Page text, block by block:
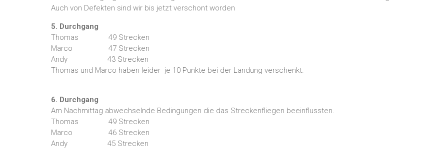
Auch von Defekten sind wir bis jetzt verschont worden
5. Durchgang
Thomas 49 Strecken
Marco 47 Strecken
Andy 43 Strecken
Thomas und Marco haben leider je 10 Punkte bei der Landung verschenkt.
6. Durchgang
Am Nachmittag abwechselnde Bedingungen die das Streckenfliegen beeinflussten.
Thomas 49 Strecken
Marco 46 Strecken
Andy 45 Strecken